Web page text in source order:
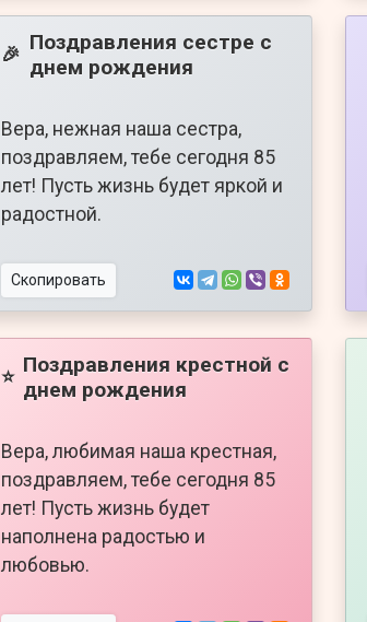
🎉 Поздравления сестре с
днем рождения
Вера, нежная наша сестра,
поздравляем, тебе сегодня 85
лет! Пусть жизнь будет яркой и
радостной.
Скопировать
⭐ Поздравления крестной с
днем рождения
Вера, любимая наша крестная,
поздравляем, тебе сегодня 85
лет! Пусть жизнь будет
наполнена радостью и
любовью.